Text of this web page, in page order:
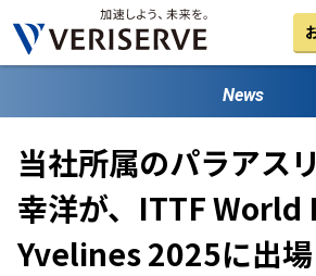
News
当社所属のパラアス
幸洋が、ITTF World
Yvelines 2025に出